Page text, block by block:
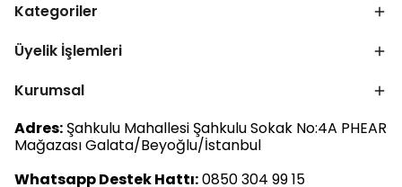
Kategoriler
Üyelik İşlemleri
Kurumsal
Adres: Şahkulu Mahallesi Şahkulu Sokak No:4A PHEAR
Mağazası Galata/Beyoğlu/İstanbul
Whatsapp Destek Hattı:0850 304 99 15